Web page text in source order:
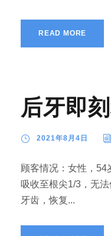
READ MORE
后牙即
2021年8月4日
顾客情况：女性，54
吸收至根尖1/3，无
牙齿，恢复...